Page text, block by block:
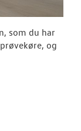
som du har
og